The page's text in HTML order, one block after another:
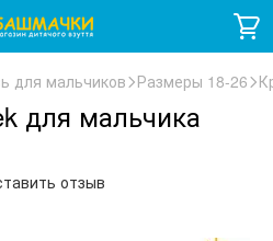
для мальчиков Размеры 18-26
для мальчика
отзыв